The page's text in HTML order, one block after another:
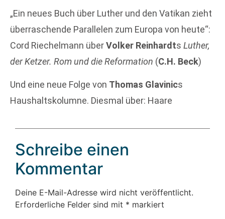
„Ein neues Buch über Luther und den Vatikan zieht
überraschende Parallelen zum Europa von heute“:
Cord Riechelmann überVolker Reinhardts Luther,
der Ketzer. Rom und die Reformation (C.H. Beck)
Und eine neue Folge von Thomas Glavinics
Haushaltskolumne. Diesmal über: Haare
Schreibe einen
Kommentar
Deine E-Mail-Adresse wird nicht veröffentlicht.
Erforderliche Felder sind mit * markiert